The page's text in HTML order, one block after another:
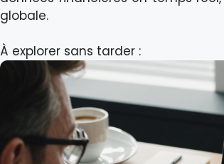
globale.
À explorer sans tarder :